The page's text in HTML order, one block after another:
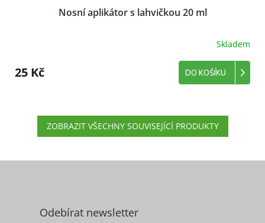
Nosní aplikátor s lahvičkou 20 ml
Skladem
25 Kč DO KOŠÍKU
ZOBRAZIT VŠECHNY SOUVISEJÍCÍ PRODUKTY
Odebírat newsletter